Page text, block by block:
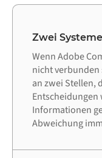
Zwei
Wenn Adobe
nicht verbunden
an zwei Stellen,
Entscheidungen
Informationen
Abweichung